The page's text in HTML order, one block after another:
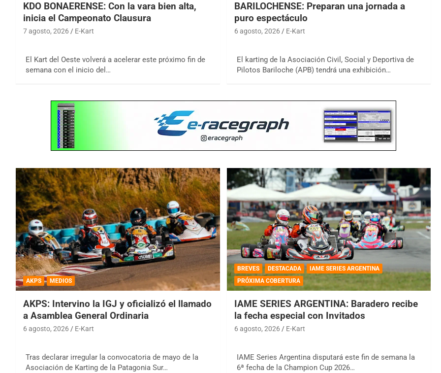
KDO BONAERENSE: Con la vara bien alta,
inicia el Campeonato Clausura
7 agosto, 2026 E-Kart
El Kart del Oeste volverá a acelerar este próximo fin de
semana con el inicio del…
BARILOCHENSE: Preparan una jornada a
puro espectáculo
6 agosto, 2026 E-Kart
El karting de la Asociación Civil, Social y Deportiva de
Pilotos Bariloche (APB) tendrá una exhibición…
AKPS MEDIOS
AKPS: Intervino la IGJ y oficializó el llamado
a Asamblea General Ordinaria
6 agosto, 2026 E-Kart
Tras declarar irregular la convocatoria de mayo de la
Asociación de Karting de la Patagonia Sur…
BREVES DESTACADA
IAME SERIES ARGENTINA
PRÓXIMA COBERTURA
IAME SERIES ARGENTINA: Baradero recibe
la fecha especial con Invitados
6 agosto, 2026 E-Kart
IAME Series Argentina disputará este fin de semana la
6ª fecha de la Champion Cup 2026…